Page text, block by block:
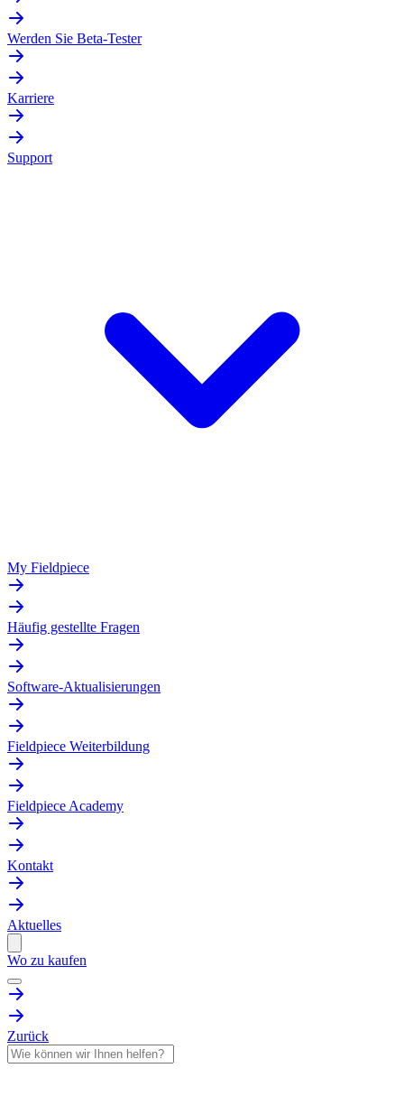
Werden Sie Beta-Tester
Karriere
Support
My Fieldpiece
Häufig gestellte Fragen
Software-Aktualisierungen
Fieldpiece Weiterbildung
Fieldpiece Academy
Kontakt
Aktuelles
Wo zu kaufen
Zurück